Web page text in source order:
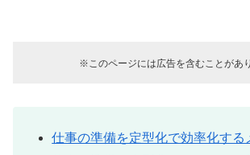
※このページには広告を含むことがあ
仕事の準備を定型化で効率化する